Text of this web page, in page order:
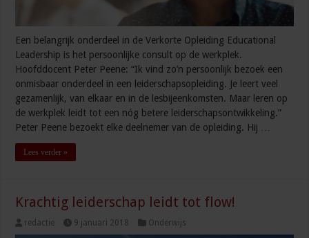
Een belangrijk onderdeel in de Verkorte Opleiding Educational
Leadership is het persoonlijke consult op de werkplek.
Hoofddocent Peter Peene: “Ik vind zo’n persoonlijk bezoek een
onmisbaar onderdeel in een leiderschapsopleiding. Je leert veel
gezamenlijk, van elkaar en in de lesbijeenkomsten. Maar leren op
de werkplek leidt tot een nóg betere leiderschapsontwikkeling.”
Peter Peene bezoekt elke deelnemer van de opleiding. Hij …
Lees verder »
Krachtig leiderschap leidt tot flow!
redactie 9 januari 2018 Onderwijs